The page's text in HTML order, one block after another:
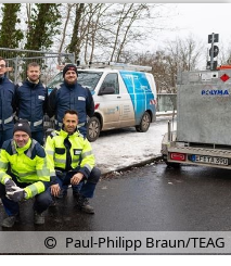
Paul-Philipp Braun/TEAG